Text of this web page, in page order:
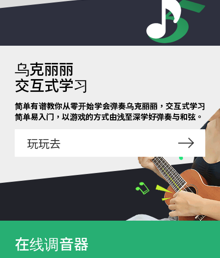
乌克丽丽
交互式学习
简单有谱教你从零开始学会弹奏乌克丽丽，交互式学习
简单易入门，以游戏的方式由浅至深学好弹奏与和弦。
玩玩去
在线调音器